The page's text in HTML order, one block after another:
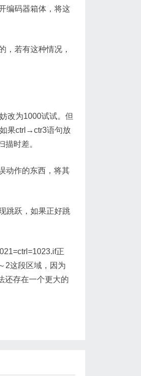
编码器箱体，将这
若有这种情况，
改为1000试试。但
果ctrl→ctr3语句放
时差。
动作的东西，将其
跳跃，如果正好跳
正
2这段区域，因为
还存在一个更大的